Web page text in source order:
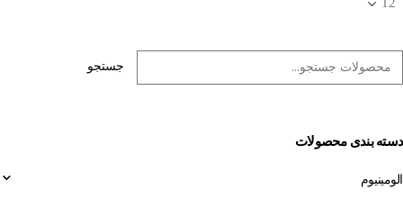
جستجو
دسته بندی محصولات
الومینیوم